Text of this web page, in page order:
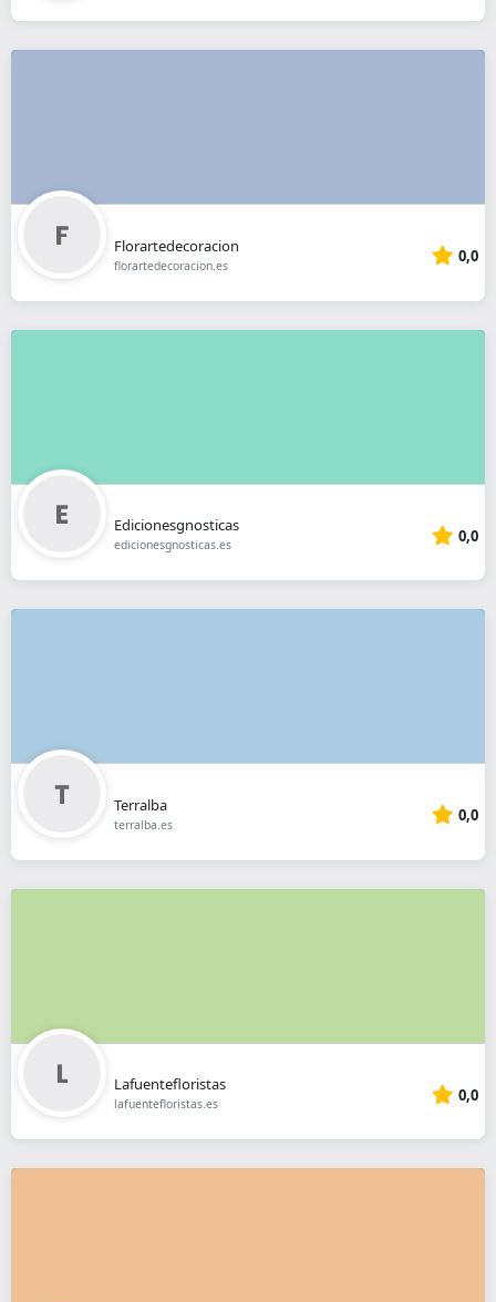
Florartedecoracion
florartedecoracion.es 0,0
Edicionesgnosticas
edicionesgnosticas.es 0,0
Terralba
terralba.es 0,0
Lafuentefloristas
lafuentefloristas.es 0,0